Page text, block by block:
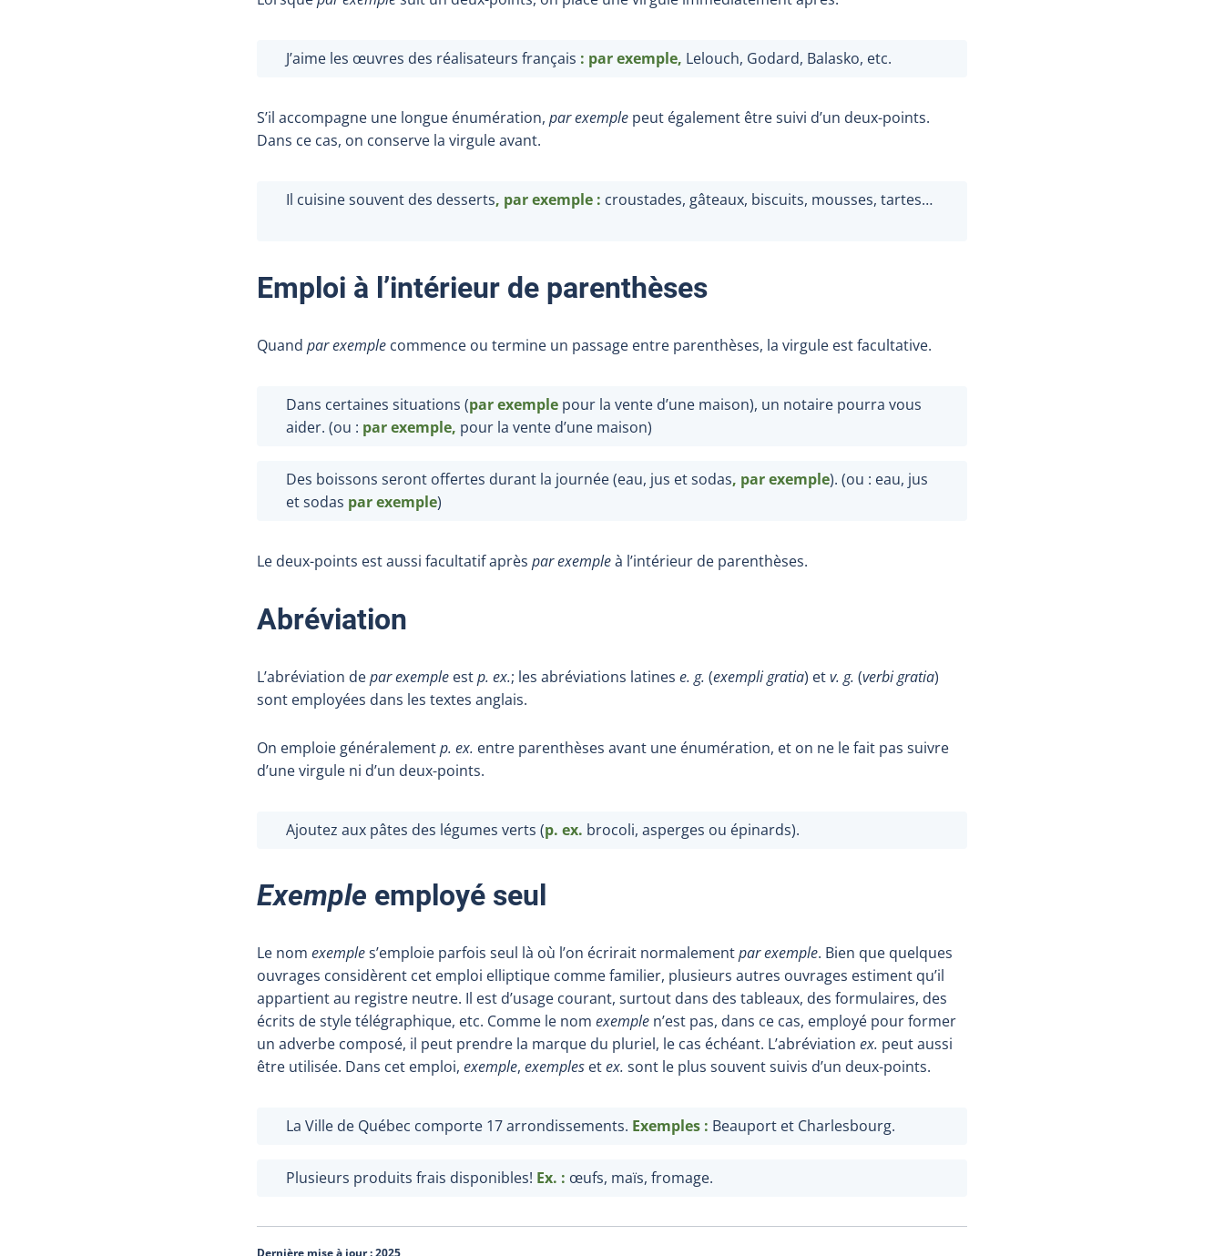
J’aime les œuvres des réalisateurs français : par exemple, Lelouch, Godard, Balasko, etc.
S’il accompagne une longue énumération, par exemple peut également être suivi d’un deux-points.
Dans ce cas, on conserve la virgule avant.
Il cuisine souvent des desserts, par exemple : croustades, gâteaux, biscuits, mousses, tartes…
Emploi à l’intérieur de parenthèses
Quand par exemple commence ou termine un passage entre parenthèses, la virgule est facultative.
Dans certaines situations (par exemple pour la vente d’une maison), un notaire pourra vous
aider. (ou : par exemple, pour la vente d’une maison)
Des boissons seront offertes durant la journée (eau, jus et sodas, par exemple). (ou : eau, jus
et sodas par exemple)
Le deux-points est aussi facultatif après par exempleà l’intérieur de parenthèses.
Abréviation
L’abréviation depar exemple estp. ex.; les abréviations latines e. g. (exempli gratia) etv. g. (verbi gratia)
sont employées dans les textes anglais.
On emploie généralementp. ex. entre parenthèses avant une énumération, et on ne le fait pas suivre
d’une virgule ni d’un deux-points.
Ajoutez aux pâtes des légumes verts (p. ex. brocoli, asperges ou épinards).
Exemple employé seul
Le nom exemples’emploie parfois seul là où l’on écrirait normalementpar exemple. Bien que quelques
ouvrages considèrent cet emploi elliptique comme familier, plusieurs autres ouvrages estiment qu’il
appartient au registre neutre. Il est d’usage courant, surtout dans des tableaux, des formulaires, des
écrits de style télégraphique, etc. Comme le nom exemple n’est pas, dans ce cas, employé pour former
un adverbe composé, il peut prendre la marque du pluriel, le cas échéant. L’abréviation ex. peut aussi
être utilisée. Dans cet emploi, exemple, exemples etex. sont le plus souvent suivis d’un deux-points.
La Ville de Québec comporte 17 arrondissements. Exemples : Beauport et Charlesbourg.
Plusieurs produits frais disponibles! Ex. : œufs, maïs, fromage.
Dernière mise à jour :2025